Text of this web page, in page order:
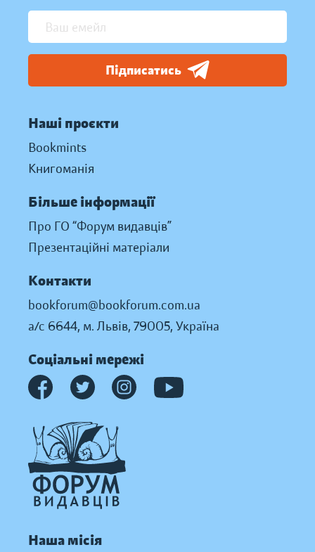
Підписатись
Наші проєкти
Bookmints
Книгоманія
Більше інформації
Про ГО “Форум видавців”
Презентаційні матеріали
Контакти
bookforum@bookforum.com.ua
а/с 6644, м. Львів, 79005, Україна
Соціальні мережі
Наша місія